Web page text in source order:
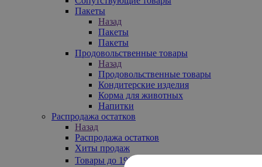
Пакеты
Назад
Пакеты
Пакеты
Продовольственные товары
Назад
Продовольственные товары
Кондитерские изделия
Корма для животных
Напитки
Распродажа остатков
Назад
Распродажа остатков
Хиты продаж
Товары до 199₽